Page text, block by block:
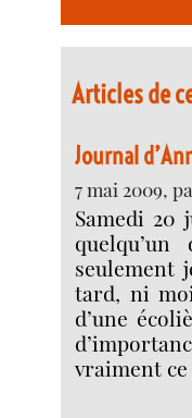
Articles de
Journal
7 mai 2009,
Samedi 20
seulement
tard, ni
d’une
vraiment